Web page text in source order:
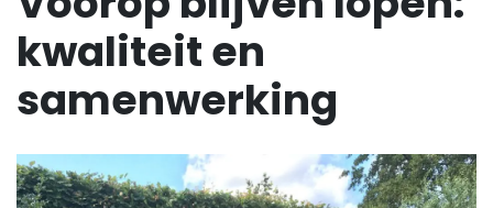
kwaliteit en
samenwerking